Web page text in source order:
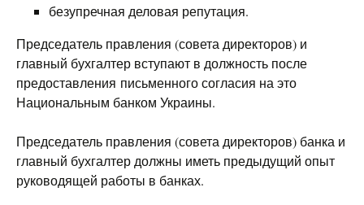
безупречная деловая репутация.
Председатель правления (совета директоров) и
главный бухгалтер вступают в должность после
предоставления письменного согласия на это
Национальным банком Украины.
Председатель правления (совета директоров) банка и
главный бухгалтер должны иметь предыдущий опыт
руководящей работы в банках.